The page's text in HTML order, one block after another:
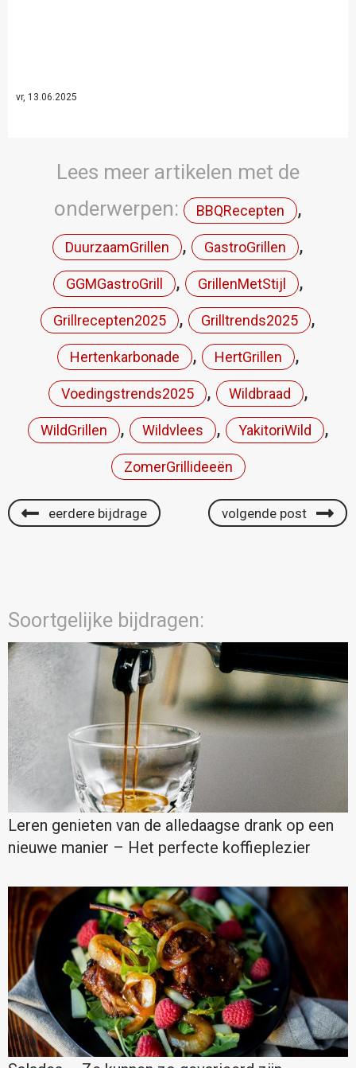
vr, 13.06.2025
Lees meer artikelen met de
onderwerpen:
BBQRecepten ,
DuurzaamGrillen , GastroGrillen ,
GGMGastroGrill , GrillenMetStijl ,
Grillrecepten2025 , Grilltrends2025 ,
Hertenkarbonade , HertGrillen ,
Voedingstrends2025 , Wildbraad ,
WildGrillen , Wildvlees , YakitoriWild ,
ZomerGrillideeën
eerdere bijdrage volgende post
Soortgelijke bijdragen:
Leren genieten van de alledaagse drank op een
nieuwe manier – Het perfecte koffieplezier